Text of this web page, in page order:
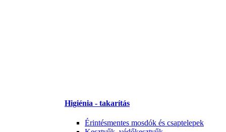
Higiénia - takarítás
Érintésmentes mosdók és csaptelepek